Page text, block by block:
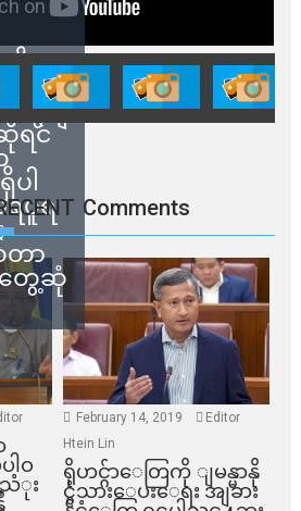
ဝန်ရှိ
ေချ
ရင်
ါ
ပူရ
တာ
တွေ့ဆုံ
Comments
ါဝ
သံုး
February 14, 2019
Editor
Htein Lin
ရိုဟင္ဂ်ာေတြကို ျမန္မာနို
င္ငံသားေပးေရး အျခား